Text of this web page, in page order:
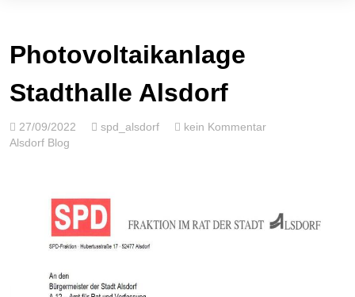
COOKIE RICHTLINIEN
Photovoltaikanlage
Stadthalle Alsdorf
27/09/2022 spd_alsdorf
kein Kommentar
Alsdorf Blog